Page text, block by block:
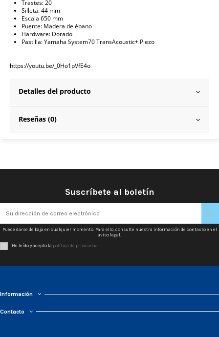
Trastes: 20
Silleta: 44 mm
Escala 650 mm
Puente: Madera de ébano
Hardware: Dorado
Pastilla: Yamaha System70 TransAcoustic+ Piezo
https://youtu.be/_0Ho1pVfE4o
Detalles del producto
Reseñas (0)
Suscríbete al boletín
Puede darse de baja en cualquier momento. Para ello, consulte nuestra información de contacto en el
aviso legal.
He leído y acepto la política de privacidad
Información
Contacto